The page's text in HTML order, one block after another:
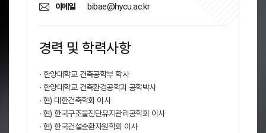
이메일 bibae@hycu.ac.kr
경력 및 학력사항
∙ 한양대학교 건축공학부 학사
∙ 한양대학교 건축환경공학과 공학박사
∙ 현) 대한건축학회 이사
∙ 현) 한국구조물진단유지관리공학회 이사
∙ 현) 한국건설순환자원학회 이사